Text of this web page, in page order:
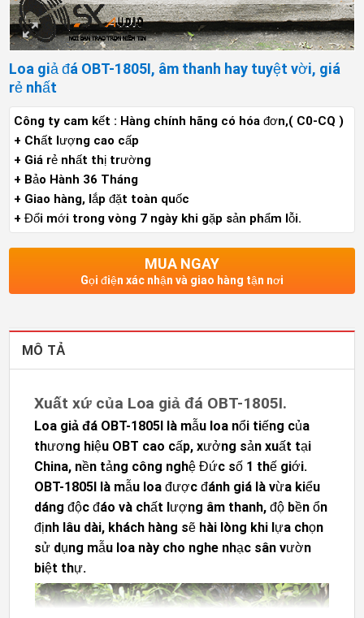
Loa giả đá OBT-1805I, âm thanh hay tuyệt vời, giá
rẻ nhất
Công ty cam kết : Hàng chính hãng có hóa đơn,( C0-CQ )
+ Chất lượng cao cấp
+ Giá rẻ nhất thị trường
+ Bảo Hành 36 Tháng
+ Giao hàng, lắp đặt toàn quốc
+ Đổi mới trong vòng 7 ngày khi gặp sản phẩm lỗi.
MUA NGAY
Gọi điện xác nhận và giao hàng tận nơi
MÔ TẢ
Xuất xứ của Loa giả đá OBT-1805I.
Loa giả đá OBT-1805I là mẫu loa nổi tiếng của
thương hiệu OBT cao cấp, xưởng sản xuất tại
China, nền tảng công nghệ Đức số 1 thế giới.
OBT-1805I là mẫu loa được đánh giá là vừa kiểu
dáng độc đáo và chất lượng âm thanh, độ bền ổn
định lâu dài, khách hàng sẽ hài lòng khi lựa chọn
sử dụng mẫu loa này cho nghe nhạc sân vườn
biệt thự.